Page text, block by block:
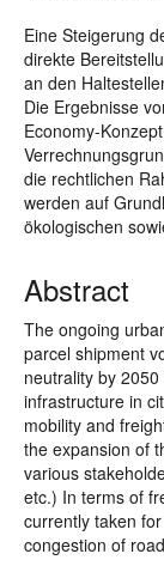
Eine Steigerung
direkte
an den
Die Ergebnisse
Economy-
die rechtlichen
werden auf
ökologischen
Abstract
The ongoing
parcel shipment
neutrality by
infrastructure in
mobility and
the expansion of
various
etc.) In terms of
currently taken
congestion of